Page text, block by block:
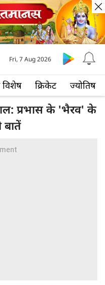
विशेष क्रिकेट ज्योतिष
Fri, 7 Aug 2026
प्रभास के 'भैरव' के
बातें